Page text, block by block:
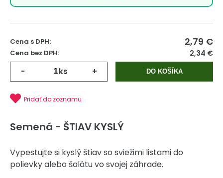
Cena s DPH: 2,79 €
Cena bez DPH: 2,34 €
- ks + DO KOŠÍKA
Pridať do zoznamu
Semená - ŠTIAV KYSLÝ
Vypestujte si kyslý štiav so sviežimi listami do
polievky alebo šalátu vo svojej záhrade.